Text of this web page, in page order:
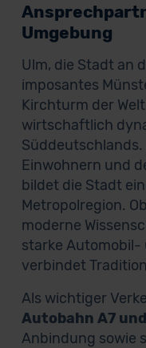
Umgebung
Ulm, die Stadt an
imposantes
Kirchturm der
wirtschaftlich
Einwohnern und
bildet die Stadt
Metropolregion.
moderne
starke Automobil-
verbindet
Als wichtiger
Autobahn A7
Anbindung sowie